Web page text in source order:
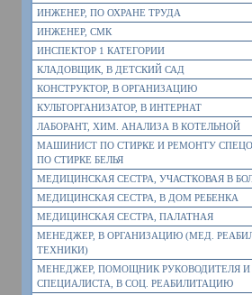
ИНЖЕНЕР, ПО ОХРАНЕ ТРУДА
ИНЖЕНЕР, СМК
ИНСПЕКТОР 1 КАТЕГОРИИ
КЛАДОВЩИК, В ДЕТСКИЙ САД
КОНСТРУКТОР, В ОРГАНИЗАЦИЮ
КУЛЬТОРГАНИЗАТОР, В ИНТЕРНАТ
ЛАБОРАНТ, ХИМ. АНАЛИЗА В КОТЕЛЬНОЙ
МАШИНИСТ ПО СТИРКЕ И РЕМОНТУ
ПО СТИРКЕ БЕЛЬЯ
МЕДИЦИНСКАЯ СЕСТРА, УЧАСТКОВАЯ В
МЕДИЦИНСКАЯ СЕСТРА, В ДОМ РЕБЕНКА
МЕДИЦИНСКАЯ СЕСТРА, ПАЛАТНАЯ
МЕНЕДЖЕР, В ОРГАНИЗАЦИЮ (МЕД.
ТЕХНИКИ)
МЕНЕДЖЕР, ПОМОЩНИК РУКОВОДИТЕЛЯ И
СПЕЦИАЛИСТА, В СОЦ. РЕАБИЛИТАЦИЮ